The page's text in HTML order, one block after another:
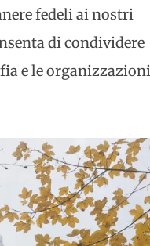
fedeli ai nostri
di condividere
e le organizzazioni